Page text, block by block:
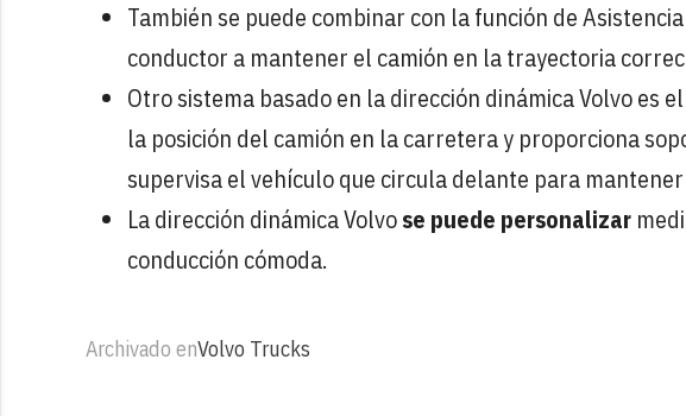
También se puede combinar con la función de
conductor a mantener el camión en la trayectoria
Otro sistema basado en la dirección dinámica Volvo es el
la posición del camión en la carretera y proporciona
supervisa el vehículo que circula delante para
La dirección dinámica Volvose puede personalizar
conducción cómoda.
Archivado enVolvo Trucks